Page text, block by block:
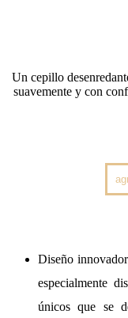
Un cepillo
suavemente y con
Diseño
especialmente
únicos que se